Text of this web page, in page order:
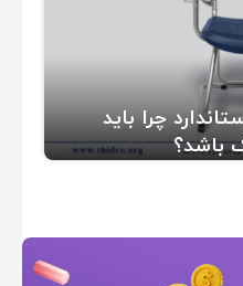
چرا باید
باشد؟